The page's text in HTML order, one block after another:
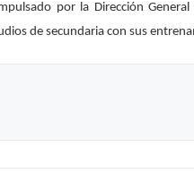
por la Dirección
de secundaria con sus